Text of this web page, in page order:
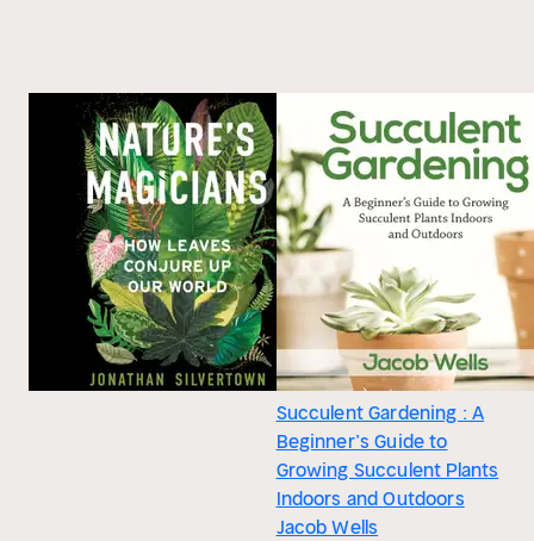
Succulent Gardening : A
Beginner’s Guide to
Growing Succulent Plants
Indoors and Outdoors
Jacob Wells